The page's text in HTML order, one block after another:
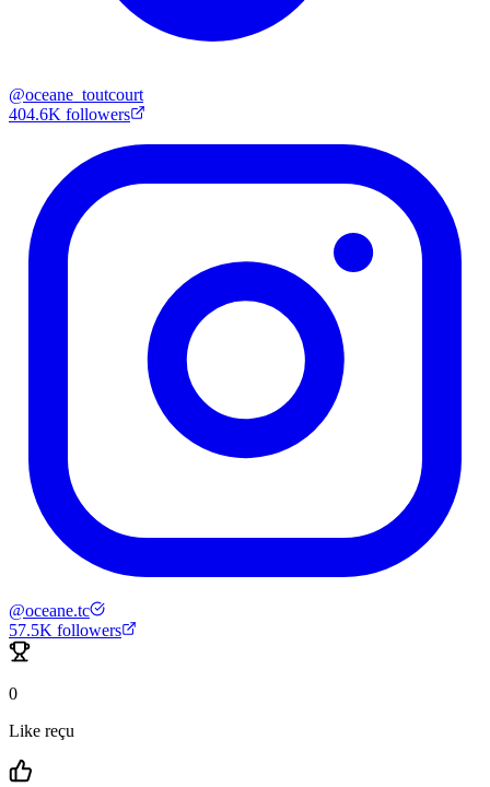
@oceane_toutcourt
404.6K followers
@oceane.tc
57.5K followers
0
Like reçu